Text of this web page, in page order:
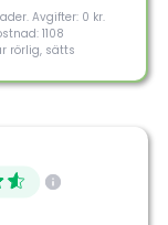
Avgifter: 0 kr.
1108
rörlig, sätts